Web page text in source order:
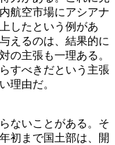
航空市場にアシアナ
したという例があ
えるのは、結果的に
の主張も一理ある。
すべきだという主張
理由だ。
ないことがある。そ
初まで国土部は、開